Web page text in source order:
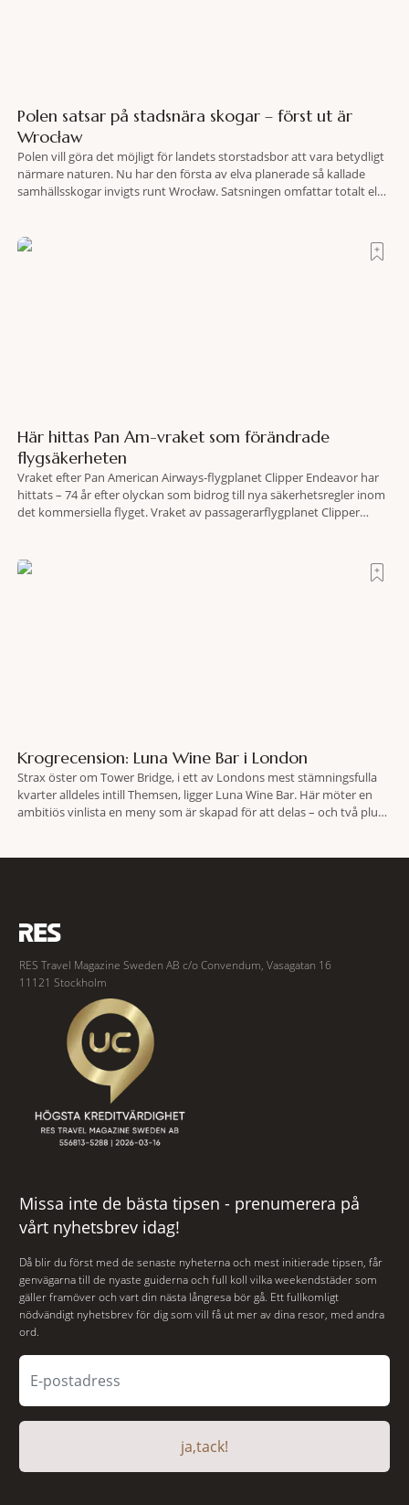
Polen satsar på stadsnära skogar – först ut är
Wrocław
Polen vill göra det möjligt för landets storstadsbor att vara betydligt
närmare naturen. Nu har den första av elva planerade så kallade
samhällsskogar invigts runt Wrocław. Satsningen omfattar totalt elva
fler människor ska kunna promenera, motionera
Här hittas Pan Am-vraket som förändrade
flygsäkerheten
Vraket efter Pan American Airways-flygplanet Clipper Endeavor har
hittats – 74 år efter olyckan som bidrog till nya säkerhetsregler inom
det kommersiella flyget. Vraket av passagerarflygplanet Clipper
lokaliserades den 2 juni i år med hjälp
Krogrecension: Luna Wine Bar i London
Strax öster om Tower Bridge, i ett av Londons mest stämningsfulla
kvarter alldeles intill Themsen, ligger Luna Wine Bar. Här möter en
ambitiös vinlista en meny som är skapad för att delas – och två plus
RES Travel Magazine Sweden AB c/o Convendum, Vasagatan 16
11121 Stockholm
Missa inte de bästa tipsen - prenumerera på
vårt nyhetsbrev idag!
Då blir du först med de senaste nyheterna och mest initierade tipsen, får
genvägarna till de nyaste guiderna och full koll vilka weekendstäder som
gäller framöver och vart din nästa långresa bör gå. Ett fullkomligt
nödvändigt nyhetsbrev för dig som vill få ut mer av dina resor, med andra
ord.
ja,tack!